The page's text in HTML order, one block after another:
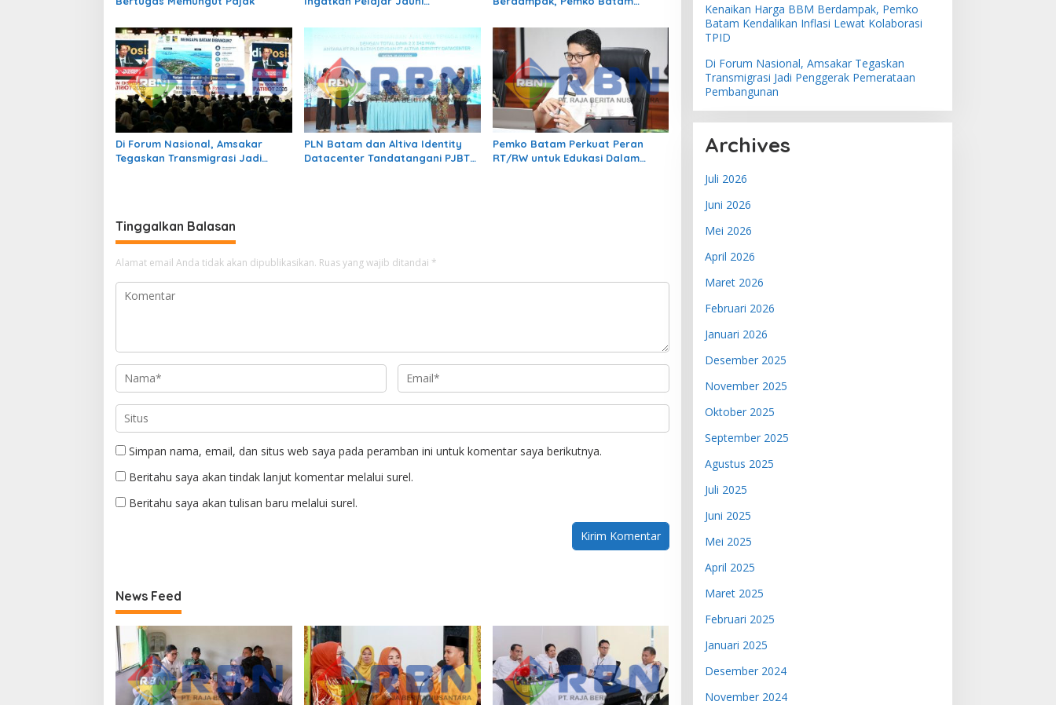
Bermedia Sosial
Kolaborasi TPID
Di Forum Nasional, Amsakar
Tegaskan Transmigrasi Jadi
PLN Batam dan Altiva Identity
Datacenter Tandatangani PJBTL
Pemko Batam Perkuat Peran
RT/RW untuk Edukasi Dalam
Tinggalkan Balasan
Alamat email Anda tidak akan dipublikasikan. Ruas yang wajib ditandai *
Simpan nama, email, dan situs web saya pada peramban ini untuk komentar saya berikutnya.
Beritahu saya akan tindak lanjut komentar melalui surel.
Beritahu saya akan tulisan baru melalui surel.
News Feed
Kenaikan Harga BBM Berdampak, Pemko
Batam Kendalikan Inflasi Lewat Kolaborasi
TPID
Di Forum Nasional, Amsakar Tegaskan
Transmigrasi Jadi Penggerak Pemerataan
Pembangunan
Archives
Juli 2026
Juni 2026
Mei 2026
April 2026
Maret 2026
Februari 2026
Januari 2026
Desember 2025
November 2025
Oktober 2025
September 2025
Agustus 2025
Juli 2025
Juni 2025
Mei 2025
April 2025
Maret 2025
Februari 2025
Januari 2025
Desember 2024
November 2024